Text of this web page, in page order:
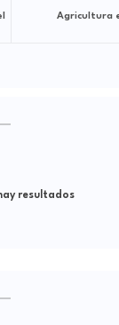
Agricultura
resultados